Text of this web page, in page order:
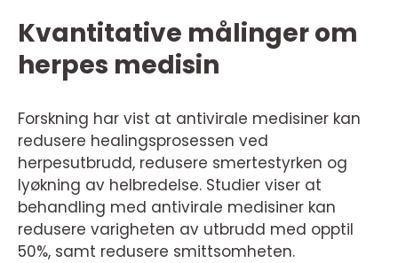
Kvantitative målinger om
herpes medisin
Forskning har vist at antivirale medisiner kan
redusere healingsprosessen ved
herpesutbrudd, redusere smertestyrken og
lyøkning av helbredelse. Studier viser at
behandling med antivirale medisiner kan
redusere varigheten av utbrudd med opptil
50%, samt redusere smittsomheten.